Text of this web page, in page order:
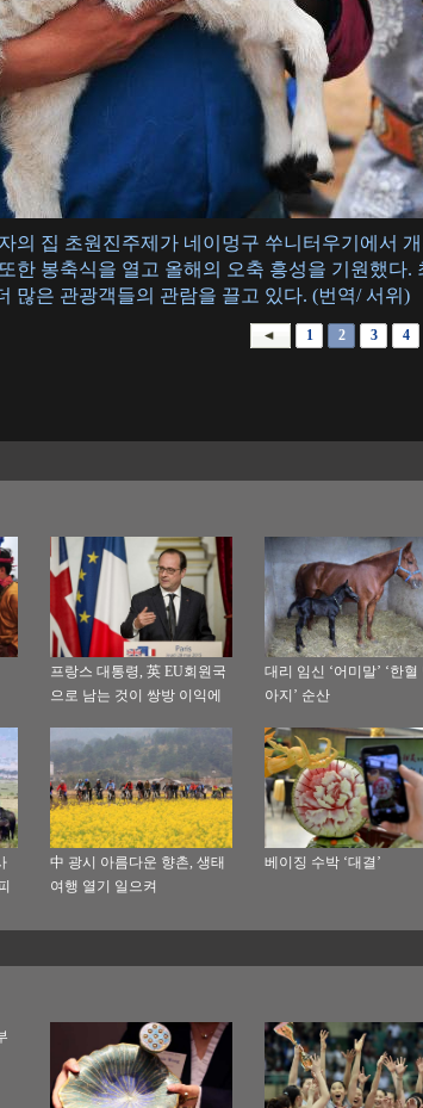
의 집 초원진주제가 네이멍구 쑤니터우기에서
한 봉축식을 열고 올해의 오축 흥성을 기원했다
많은 관광객들의 관람을 끌고 있다. (번역/ 서위)
1 2 3 4
프랑스 대통령, 英 EU회원국
으로 남는 것이 쌍방 이익에
대리 임신 ‘어미말’ ‘한혈
아지’ 순산
中 광시 아름다운 향촌, 생태
여행 열기 일으켜
베이징 수박 ‘대결’